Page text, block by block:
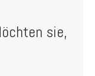
sie,